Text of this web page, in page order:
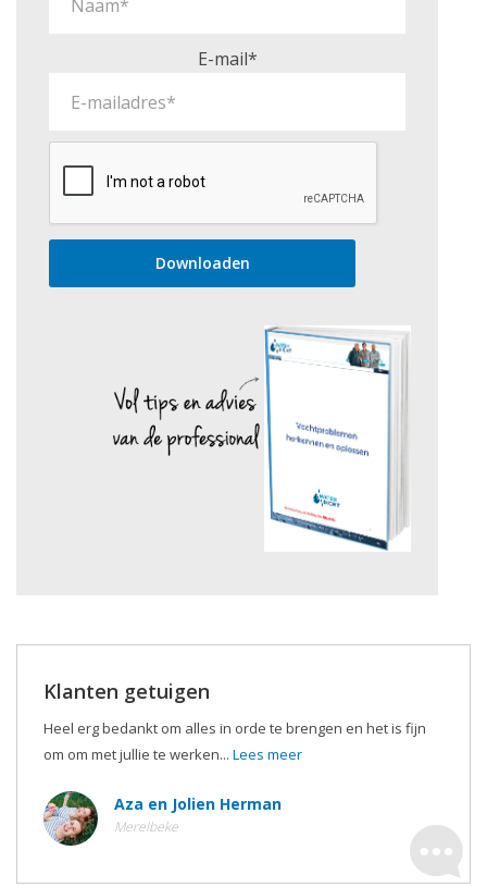
E-mail*
Klanten getuigen
Heel erg bedankt om alles in orde te brengen en het is fijn
om om met jullie te werken... Lees meer
Aza en Jolien Herman
Merelbeke